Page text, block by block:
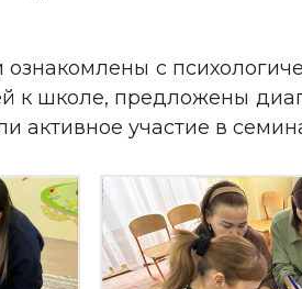
с
к школе, предложены
активное участие в